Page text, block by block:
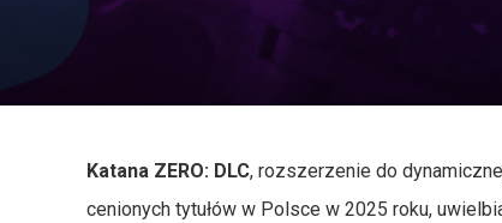
Katana ZERO: DLC, rozszerzenie do
cenionych tytułów w Polsce w 2025 roku,